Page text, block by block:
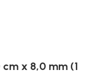
x 8,0 mm (1